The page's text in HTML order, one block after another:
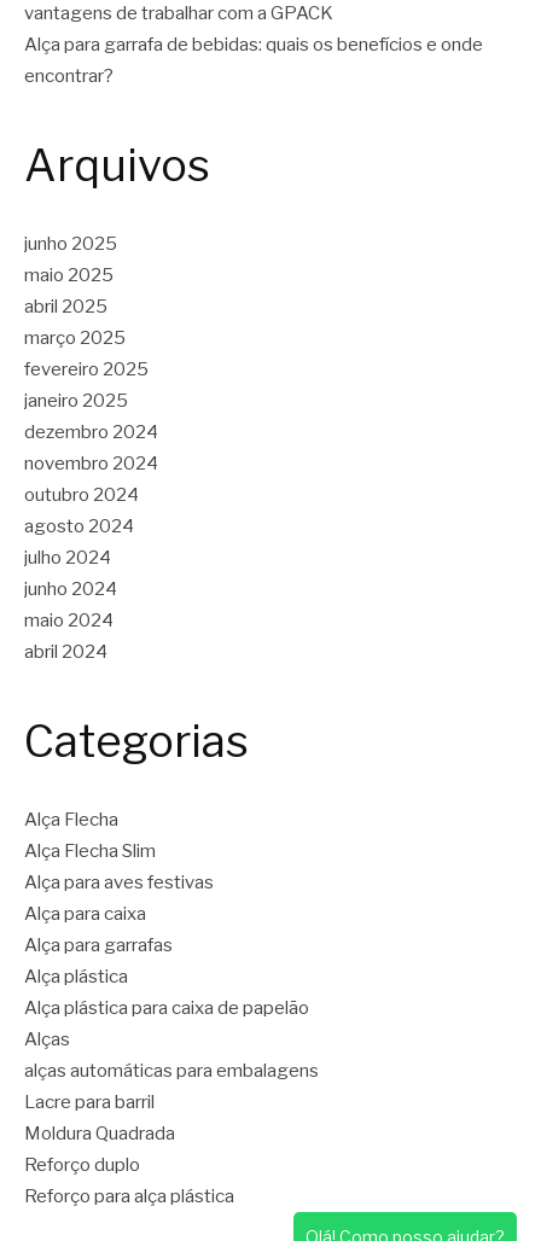
vantagens de trabalhar com a GPACK
Alça para garrafa de bebidas: quais os benefícios e onde
encontrar?
Arquivos
junho 2025
maio 2025
abril 2025
março 2025
fevereiro 2025
janeiro 2025
dezembro 2024
novembro 2024
outubro 2024
agosto 2024
julho 2024
junho 2024
maio 2024
abril 2024
Categorias
Alça Flecha
Alça Flecha Slim
Alça para aves festivas
Alça para caixa
Alça para garrafas
Alça plástica
Alça plástica para caixa de papelão
Alças
alças automáticas para embalagens
Lacre para barril
Moldura Quadrada
Reforço duplo
Reforço para alça plástica
Olá! Como posso ajudar?